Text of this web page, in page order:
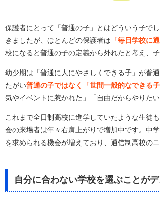
保護者にとって「普通の子」とはどういう子で
きましたが、ほとんどの保護者は 「毎日学校に
校になると普通の子の定義から外れたと考え、
幼少期は「普通に人にやさしくできる子」が普
たがい普通の子ではなく「世間一般的なできる子
気やイベントに惹かれた」「自由だからやりた
これまで全日制高校に進学していたような生徒
会の来場者は年々右肩上がりで増加中です。中
を求められる機会が増えており、通信制高校の
自分に合わない学校を選ぶことが